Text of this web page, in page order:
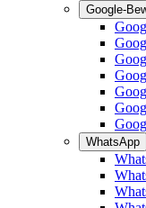
Google-
WhatsApp